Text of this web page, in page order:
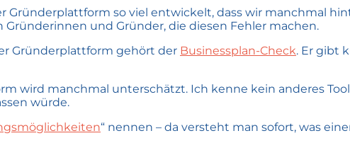
Gründerplattform so viel entwickelt, dass wir manchmal
und Gründer, die diesen Fehler machen.
Gründerplattform gehört der Businessplan-Check. Er gibt
wird manchmal unterschätzt. Ich kenne kein anderes
würde.
“ nennen – da versteht man sofort, was